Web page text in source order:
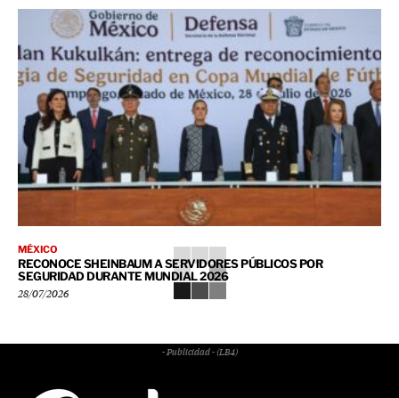
MÉXICO
RECONOCE SHEINBAUM A SERVIDORES PÚBLICOS POR
SEGURIDAD DURANTE MUNDIAL 2026
28/07/2026
- Publicidad - (LB4)